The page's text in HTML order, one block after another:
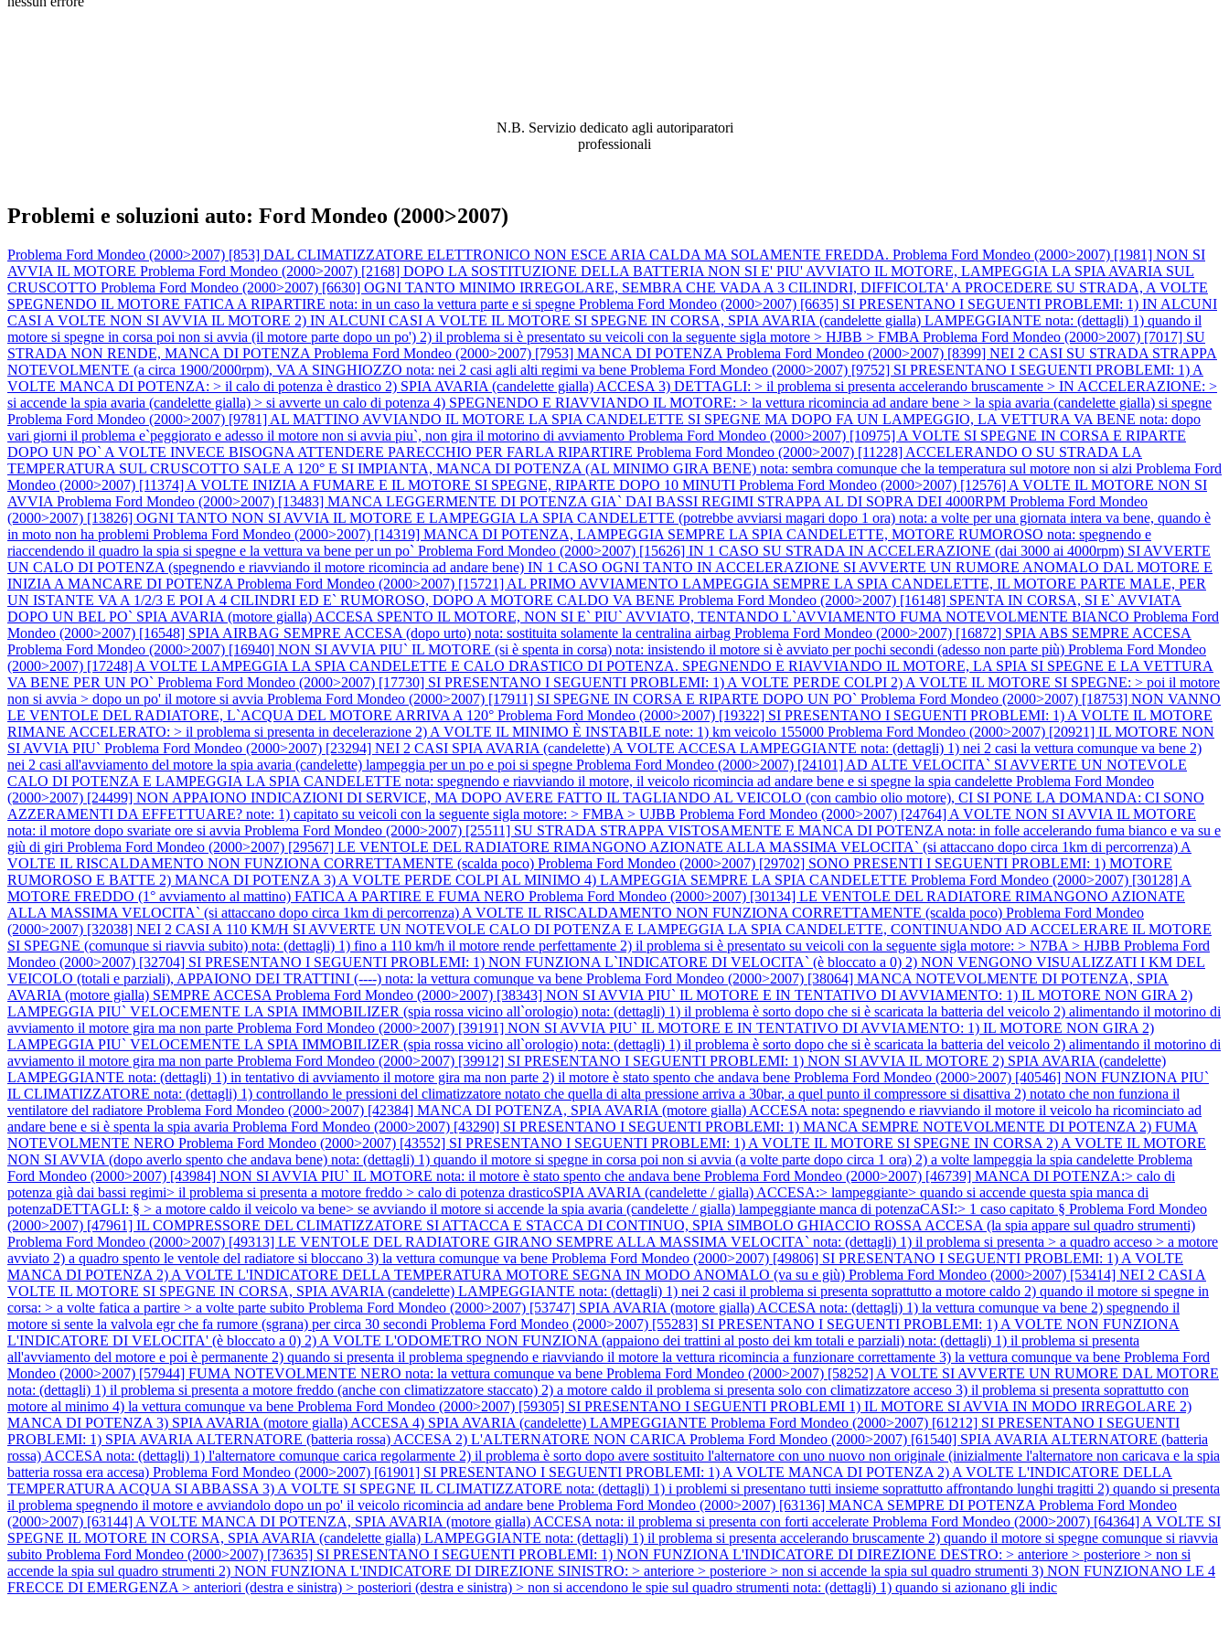
N.B. Servizio dedicato agli autoriparatori
professionali
Problemi e soluzioni auto: Ford Mondeo (2000>2007)
Problema Ford Mondeo (2000>2007) [853] DAL CLIMATIZZATORE ELETTRONICO NON ESCE ARIA CALDA MA SOLAMENTE FREDDA. Problema Ford Mondeo (2000>2007) [1981] NON SI
AVVIA IL MOTORE Problema Ford Mondeo (2000>2007) [2168] DOPO LA SOSTITUZIONE DELLA BATTERIA NON SI E' PIU' AVVIATO IL MOTORE, LAMPEGGIA LA SPIA AVARIA SUL
CRUSCOTTO Problema Ford Mondeo (2000>2007) [6630] OGNI TANTO MINIMO IRREGOLARE, SEMBRA CHE VADA A 3 CILINDRI, DIFFICOLTA' A PROCEDERE SU STRADA, A VOLTE
SPEGNENDO IL MOTORE FATICA A RIPARTIRE nota: in un caso la vettura parte e si spegne Problema Ford Mondeo (2000>2007) [6635] SI PRESENTANO I SEGUENTI PROBLEMI: 1) IN ALCUNI
CASI A VOLTE NON SI AVVIA IL MOTORE 2) IN ALCUNI CASI A VOLTE IL MOTORE SI SPEGNE IN CORSA, SPIA AVARIA (candelette gialla) LAMPEGGIANTE nota: (dettagli) 1) quando il
motore si spegne in corsa poi non si avvia (il motore parte dopo un po') 2) il problema si è presentato su veicoli con la seguente sigla motore > HJBB > FMBA Problema Ford Mondeo (2000>2007) [7017] SU
STRADA NON RENDE, MANCA DI POTENZA Problema Ford Mondeo (2000>2007) [7953] MANCA DI POTENZA Problema Ford Mondeo (2000>2007) [8399] NEI 2 CASI SU STRADA STRAPPA
NOTEVOLMENTE (a circa 1900/2000rpm), VA A SINGHIOZZO nota: nei 2 casi agli alti regimi va bene Problema Ford Mondeo (2000>2007) [9752] SI PRESENTANO I SEGUENTI PROBLEMI: 1) A
VOLTE MANCA DI POTENZA: > il calo di potenza è drastico 2) SPIA AVARIA (candelette gialla) ACCESA 3) DETTAGLI: > il problema si presenta accelerando bruscamente > IN ACCELERAZIONE: >
si accende la spia avaria (candelette gialla) > si avverte un calo di potenza 4) SPEGNENDO E RIAVVIANDO IL MOTORE: > la vettura ricomincia ad andare bene > la spia avaria (candelette gialla) si spegne
Problema Ford Mondeo (2000>2007) [9781] AL MATTINO AVVIANDO IL MOTORE LA SPIA CANDELETTE SI SPEGNE MA DOPO FA UN LAMPEGGIO, LA VETTURA VA BENE nota: dopo
vari giorni il problema e`peggiorato e adesso il motore non si avvia piu`, non gira il motorino di avviamento Problema Ford Mondeo (2000>2007) [10975] A VOLTE SI SPEGNE IN CORSA E RIPARTE
DOPO UN PO` A VOLTE INVECE BISOGNA ATTENDERE PARECCHIO PER FARLA RIPARTIRE Problema Ford Mondeo (2000>2007) [11228] ACCELERANDO O SU STRADA LA
TEMPERATURA SUL CRUSCOTTO SALE A 120° E SI IMPIANTA, MANCA DI POTENZA (AL MINIMO GIRA BENE) nota: sembra comunque che la temperatura sul motore non si alzi Problema Ford
Mondeo (2000>2007) [11374] A VOLTE INIZIA A FUMARE E IL MOTORE SI SPEGNE, RIPARTE DOPO 10 MINUTI Problema Ford Mondeo (2000>2007) [12576] A VOLTE IL MOTORE NON SI
AVVIA Problema Ford Mondeo (2000>2007) [13483] MANCA LEGGERMENTE DI POTENZA GIA` DAI BASSI REGIMI STRAPPA AL DI SOPRA DEI 4000RPM Problema Ford Mondeo
(2000>2007) [13826] OGNI TANTO NON SI AVVIA IL MOTORE E LAMPEGGIA LA SPIA CANDELETTE (potrebbe avviarsi magari dopo 1 ora) nota: a volte per una giornata intera va bene, quando è
in moto non ha problemi Problema Ford Mondeo (2000>2007) [14319] MANCA DI POTENZA, LAMPEGGIA SEMPRE LA SPIA CANDELETTE, MOTORE RUMOROSO nota: spegnendo e
riaccendendo il quadro la spia si spegne e la vettura va bene per un po` Problema Ford Mondeo (2000>2007) [15626] IN 1 CASO SU STRADA IN ACCELERAZIONE (dai 3000 ai 4000rpm) SI AVVERTE
UN CALO DI POTENZA (spegnendo e riavviando il motore ricomincia ad andare bene) IN 1 CASO OGNI TANTO IN ACCELERAZIONE SI AVVERTE UN RUMORE ANOMALO DAL MOTORE E
INIZIA A MANCARE DI POTENZA Problema Ford Mondeo (2000>2007) [15721] AL PRIMO AVVIAMENTO LAMPEGGIA SEMPRE LA SPIA CANDELETTE, IL MOTORE PARTE MALE, PER
UN ISTANTE VA A 1/2/3 E POI A 4 CILINDRI ED E` RUMOROSO, DOPO A MOTORE CALDO VA BENE Problema Ford Mondeo (2000>2007) [16148] SPENTA IN CORSA, SI E` AVVIATA
DOPO UN BEL PO` SPIA AVARIA (motore gialla) ACCESA SPENTO IL MOTORE, NON SI E` PIU` AVVIATO, TENTANDO L`AVVIAMENTO FUMA NOTEVOLMENTE BIANCO Problema Ford
Mondeo (2000>2007) [16548] SPIA AIRBAG SEMPRE ACCESA (dopo urto) nota: sostituita solamente la centralina airbag Problema Ford Mondeo (2000>2007) [16872] SPIA ABS SEMPRE ACCESA
Problema Ford Mondeo (2000>2007) [16940] NON SI AVVIA PIU` IL MOTORE (si è spenta in corsa) nota: insistendo il motore si è avviato per pochi secondi (adesso non parte più) Problema Ford Mondeo
(2000>2007) [17248] A VOLTE LAMPEGGIA LA SPIA CANDELETTE E CALO DRASTICO DI POTENZA. SPEGNENDO E RIAVVIANDO IL MOTORE, LA SPIA SI SPEGNE E LA VETTURA
VA BENE PER UN PO` Problema Ford Mondeo (2000>2007) [17730] SI PRESENTANO I SEGUENTI PROBLEMI: 1) A VOLTE PERDE COLPI 2) A VOLTE IL MOTORE SI SPEGNE: > poi il motore
non si avvia > dopo un po' il motore si avvia Problema Ford Mondeo (2000>2007) [17911] SI SPEGNE IN CORSA E RIPARTE DOPO UN PO` Problema Ford Mondeo (2000>2007) [18753] NON VANNO
LE VENTOLE DEL RADIATORE, L`ACQUA DEL MOTORE ARRIVA A 120° Problema Ford Mondeo (2000>2007) [19322] SI PRESENTANO I SEGUENTI PROBLEMI: 1) A VOLTE IL MOTORE
RIMANE ACCELERATO: > il problema si presenta in decelerazione 2) A VOLTE IL MINIMO È INSTABILE note: 1) km veicolo 155000 Problema Ford Mondeo (2000>2007) [20921] IL MOTORE NON
SI AVVIA PIU` Problema Ford Mondeo (2000>2007) [23294] NEI 2 CASI SPIA AVARIA (candelette) A VOLTE ACCESA LAMPEGGIANTE nota: (dettagli) 1) nei 2 casi la vettura comunque va bene 2)
nei 2 casi all'avviamento del motore la spia avaria (candelette) lampeggia per un po e poi si spegne Problema Ford Mondeo (2000>2007) [24101] AD ALTE VELOCITA` SI AVVERTE UN NOTEVOLE
CALO DI POTENZA E LAMPEGGIA LA SPIA CANDELETTE nota: spegnendo e riavviando il motore, il veicolo ricomincia ad andare bene e si spegne la spia candelette Problema Ford Mondeo
(2000>2007) [24499] NON APPAIONO INDICAZIONI DI SERVICE, MA DOPO AVERE FATTO IL TAGLIANDO AL VEICOLO (con cambio olio motore), CI SI PONE LA DOMANDA: CI SONO
AZZERAMENTI DA EFFETTUARE? note: 1) capitato su veicoli con la seguente sigla motore: > FMBA > UJBB Problema Ford Mondeo (2000>2007) [24764] A VOLTE NON SI AVVIA IL MOTORE
nota: il motore dopo svariate ore si avvia Problema Ford Mondeo (2000>2007) [25511] SU STRADA STRAPPA VISTOSAMENTE E MANCA DI POTENZA nota: in folle accelerando fuma bianco e va su e
giù di giri Problema Ford Mondeo (2000>2007) [29567] LE VENTOLE DEL RADIATORE RIMANGONO AZIONATE ALLA MASSIMA VELOCITA` (si attaccano dopo circa 1km di percorrenza) A
VOLTE IL RISCALDAMENTO NON FUNZIONA CORRETTAMENTE (scalda poco) Problema Ford Mondeo (2000>2007) [29702] SONO PRESENTI I SEGUENTI PROBLEMI: 1) MOTORE
RUMOROSO E BATTE 2) MANCA DI POTENZA 3) A VOLTE PERDE COLPI AL MINIMO 4) LAMPEGGIA SEMPRE LA SPIA CANDELETTE Problema Ford Mondeo (2000>2007) [30128] A
MOTORE FREDDO (1° avviamento al mattino) FATICA A PARTIRE E FUMA NERO Problema Ford Mondeo (2000>2007) [30134] LE VENTOLE DEL RADIATORE RIMANGONO AZIONATE
ALLA MASSIMA VELOCITA` (si attaccano dopo circa 1km di percorrenza) A VOLTE IL RISCALDAMENTO NON FUNZIONA CORRETTAMENTE (scalda poco) Problema Ford Mondeo
(2000>2007) [32038] NEI 2 CASI A 110 KM/H SI AVVERTE UN NOTEVOLE CALO DI POTENZA E LAMPEGGIA LA SPIA CANDELETTE, CONTINUANDO AD ACCELERARE IL MOTORE
SI SPEGNE (comunque si riavvia subito) nota: (dettagli) 1) fino a 110 km/h il motore rende perfettamente 2) il problema si è presentato su veicoli con la seguente sigla motore: > N7BA > HJBB Problema Ford
Mondeo (2000>2007) [32704] SI PRESENTANO I SEGUENTI PROBLEMI: 1) NON FUNZIONA L`INDICATORE DI VELOCITA` (è bloccato a 0) 2) NON VENGONO VISUALIZZATI I KM DEL
VEICOLO (totali e parziali), APPAIONO DEI TRATTINI (----) nota: la vettura comunque va bene Problema Ford Mondeo (2000>2007) [38064] MANCA NOTEVOLMENTE DI POTENZA, SPIA
AVARIA (motore gialla) SEMPRE ACCESA Problema Ford Mondeo (2000>2007) [38343] NON SI AVVIA PIU` IL MOTORE E IN TENTATIVO DI AVVIAMENTO: 1) IL MOTORE NON GIRA 2)
LAMPEGGIA PIU` VELOCEMENTE LA SPIA IMMOBILIZER (spia rossa vicino all`orologio) nota: (dettagli) 1) il problema è sorto dopo che si è scaricata la batteria del veicolo 2) alimentando il motorino di
avviamento il motore gira ma non parte Problema Ford Mondeo (2000>2007) [39191] NON SI AVVIA PIU` IL MOTORE E IN TENTATIVO DI AVVIAMENTO: 1) IL MOTORE NON GIRA 2)
LAMPEGGIA PIU` VELOCEMENTE LA SPIA IMMOBILIZER (spia rossa vicino all`orologio) nota: (dettagli) 1) il problema è sorto dopo che si è scaricata la batteria del veicolo 2) alimentando il motorino di
avviamento il motore gira ma non parte Problema Ford Mondeo (2000>2007) [39912] SI PRESENTANO I SEGUENTI PROBLEMI: 1) NON SI AVVIA IL MOTORE 2) SPIA AVARIA (candelette)
LAMPEGGIANTE nota: (dettagli) 1) in tentativo di avviamento il motore gira ma non parte 2) il motore è stato spento che andava bene Problema Ford Mondeo (2000>2007) [40546] NON FUNZIONA PIU`
IL CLIMATIZZATORE nota: (dettagli) 1) controllando le pressioni del climatizzatore notato che quella di alta pressione arriva a 30bar, a quel punto il compressore si disattiva 2) notato che non funziona il
ventilatore del radiatore Problema Ford Mondeo (2000>2007) [42384] MANCA DI POTENZA, SPIA AVARIA (motore gialla) ACCESA nota: spegnendo e riavviando il motore il veicolo ha ricominciato ad
andare bene e si è spenta la spia avaria Problema Ford Mondeo (2000>2007) [43290] SI PRESENTANO I SEGUENTI PROBLEMI: 1) MANCA SEMPRE NOTEVOLMENTE DI POTENZA 2) FUMA
NOTEVOLMENTE NERO Problema Ford Mondeo (2000>2007) [43552] SI PRESENTANO I SEGUENTI PROBLEMI: 1) A VOLTE IL MOTORE SI SPEGNE IN CORSA 2) A VOLTE IL MOTORE
NON SI AVVIA (dopo averlo spento che andava bene) nota: (dettagli) 1) quando il motore si spegne in corsa poi non si avvia (a volte parte dopo circa 1 ora) 2) a volte lampeggia la spia candelette Problema
Ford Mondeo (2000>2007) [43984] NON SI AVVIA PIU` IL MOTORE nota: il motore è stato spento che andava bene Problema Ford Mondeo (2000>2007) [46739] MANCA DI POTENZA:> calo di
potenza già dai bassi regimi> il problema si presenta a motore freddo > calo di potenza drasticoSPIA AVARIA (candelette / gialla) ACCESA:> lampeggiante> quando si accende questa spia manca di
potenzaDETTAGLI: § > a motore caldo il veicolo va bene> se avviando il motore si accende la spia avaria (candelette / gialla) lampeggiante manca di potenzaCASI:> 1 caso capitato § Problema Ford Mondeo
(2000>2007) [47961] IL COMPRESSORE DEL CLIMATIZZATORE SI ATTACCA E STACCA DI CONTINUO, SPIA SIMBOLO GHIACCIO ROSSA ACCESA (la spia appare sul quadro strumenti)
Problema Ford Mondeo (2000>2007) [49313] LE VENTOLE DEL RADIATORE GIRANO SEMPRE ALLA MASSIMA VELOCITA` nota: (dettagli) 1) il problema si presenta > a quadro acceso > a motore
avviato 2) a quadro spento le ventole del radiatore si bloccano 3) la vettura comunque va bene Problema Ford Mondeo (2000>2007) [49806] SI PRESENTANO I SEGUENTI PROBLEMI: 1) A VOLTE
MANCA DI POTENZA 2) A VOLTE L'INDICATORE DELLA TEMPERATURA MOTORE SEGNA IN MODO ANOMALO (va su e giù) Problema Ford Mondeo (2000>2007) [53414] NEI 2 CASI A
VOLTE IL MOTORE SI SPEGNE IN CORSA, SPIA AVARIA (candelette) LAMPEGGIANTE nota: (dettagli) 1) nei 2 casi il problema si presenta soprattutto a motore caldo 2) quando il motore si spegne in
corsa: > a volte fatica a partire > a volte parte subito Problema Ford Mondeo (2000>2007) [53747] SPIA AVARIA (motore gialla) ACCESA nota: (dettagli) 1) la vettura comunque va bene 2) spegnendo il
motore si sente la valvola egr che fa rumore (sgrana) per circa 30 secondi Problema Ford Mondeo (2000>2007) [55283] SI PRESENTANO I SEGUENTI PROBLEMI: 1) A VOLTE NON FUNZIONA
L'INDICATORE DI VELOCITA' (è bloccato a 0) 2) A VOLTE L'ODOMETRO NON FUNZIONA (appaiono dei trattini al posto dei km totali e parziali) nota: (dettagli) 1) il problema si presenta
all'avviamento del motore e poi è permanente 2) quando si presenta il problema spegnendo e riavviando il motore la vettura ricomincia a funzionare correttamente 3) la vettura comunque va bene Problema Ford
Mondeo (2000>2007) [57944] FUMA NOTEVOLMENTE NERO nota: la vettura comunque va bene Problema Ford Mondeo (2000>2007) [58252] A VOLTE SI AVVERTE UN RUMORE DAL MOTORE
nota: (dettagli) 1) il problema si presenta a motore freddo (anche con climatizzatore staccato) 2) a motore caldo il problema si presenta solo con climatizzatore acceso 3) il problema si presenta soprattutto con
motore al minimo 4) la vettura comunque va bene Problema Ford Mondeo (2000>2007) [59305] SI PRESENTANO I SEGUENTI PROBLEMI 1) IL MOTORE SI AVVIA IN MODO IRREGOLARE 2)
MANCA DI POTENZA 3) SPIA AVARIA (motore gialla) ACCESA 4) SPIA AVARIA (candelette) LAMPEGGIANTE Problema Ford Mondeo (2000>2007) [61212] SI PRESENTANO I SEGUENTI
PROBLEMI: 1) SPIA AVARIA ALTERNATORE (batteria rossa) ACCESA 2) L'ALTERNATORE NON CARICA Problema Ford Mondeo (2000>2007) [61540] SPIA AVARIA ALTERNATORE (batteria
rossa) ACCESA nota: (dettagli) 1) l'alternatore comunque carica regolarmente 2) il problema è sorto dopo avere sostituito l'alternatore con uno nuovo non originale (inizialmente l'alternatore non caricava e la spia
batteria rossa era accesa) Problema Ford Mondeo (2000>2007) [61901] SI PRESENTANO I SEGUENTI PROBLEMI: 1) A VOLTE MANCA DI POTENZA 2) A VOLTE L'INDICATORE DELLA
TEMPERATURA ACQUA SI ABBASSA 3) A VOLTE SI SPEGNE IL CLIMATIZZATORE nota: (dettagli) 1) i problemi si presentano tutti insieme soprattutto affrontando lunghi tragitti 2) quando si presenta
il problema spegnendo il motore e avviandolo dopo un po' il veicolo ricomincia ad andare bene Problema Ford Mondeo (2000>2007) [63136] MANCA SEMPRE DI POTENZA Problema Ford Mondeo
(2000>2007) [63144] A VOLTE MANCA DI POTENZA, SPIA AVARIA (motore gialla) ACCESA nota: il problema si presenta con forti accelerate Problema Ford Mondeo (2000>2007) [64364] A VOLTE SI
SPEGNE IL MOTORE IN CORSA, SPIA AVARIA (candelette gialla) LAMPEGGIANTE nota: (dettagli) 1) il problema si presenta accelerando bruscamente 2) quando il motore si spegne comunque si riavvia
subito Problema Ford Mondeo (2000>2007) [73635] SI PRESENTANO I SEGUENTI PROBLEMI: 1) NON FUNZIONA L'INDICATORE DI DIREZIONE DESTRO: > anteriore > posteriore > non si
accende la spia sul quadro strumenti 2) NON FUNZIONA L'INDICATORE DI DIREZIONE SINISTRO: > anteriore > posteriore > non si accende la spia sul quadro strumenti 3) NON FUNZIONANO LE 4
FRECCE DI EMERGENZA > anteriori (destra e sinistra) > posteriori (destra e sinistra) > non si accendono le spie sul quadro strumenti nota: (dettagli) 1) quando si azionano gli indic